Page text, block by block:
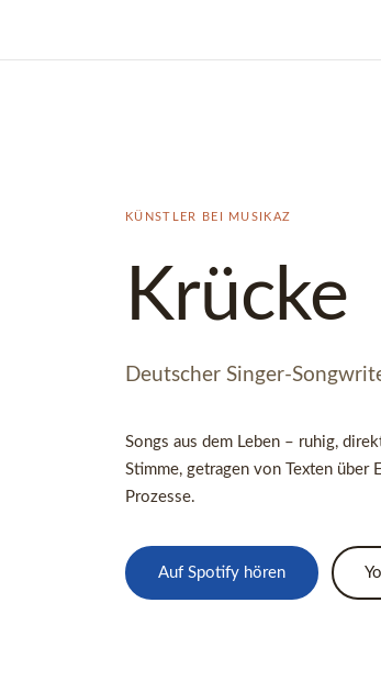
KÜNSTLER BEI MUSIKAZ
Krücke
Deutscher Singer-
Songs aus dem Leben – ruhig,
Stimme, getragen von Texten über
Prozesse.
Auf Spotify hören